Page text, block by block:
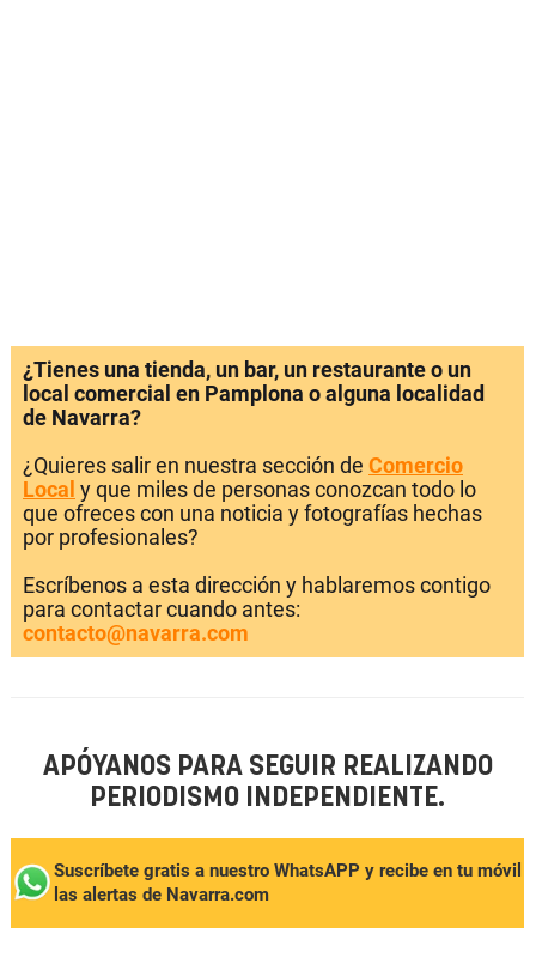
¿Tienes una tienda, un bar, un restaurante o un
local comercial en Pamplona o alguna localidad
de Navarra?
¿Quieres salir en nuestra sección de Comercio
Local y que miles de personas conozcan todo lo
que ofreces con una noticia y fotografías hechas
por profesionales?
Escríbenos a esta dirección y hablaremos contigo
para contactar cuando antes:
contacto@navarra.com
APÓYANOS PARA SEGUIR REALIZANDO
PERIODISMO INDEPENDIENTE.
Suscríbete gratis a nuestro WhatsAPP y recibe en tu móvil
las alertas de Navarra.com